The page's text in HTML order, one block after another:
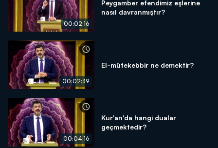
00:02:16
Peygamber efendimiz eşlerine
nasıl davranmıştır?
00:02:39
El-mütekebbir ne demektir?
00:04:16
Kur'an'da hangi dualar
geçmektedir?